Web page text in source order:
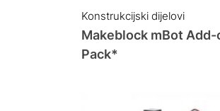
Konstrukcijski dijelovi
Makeblock mBot Add-
Pack*